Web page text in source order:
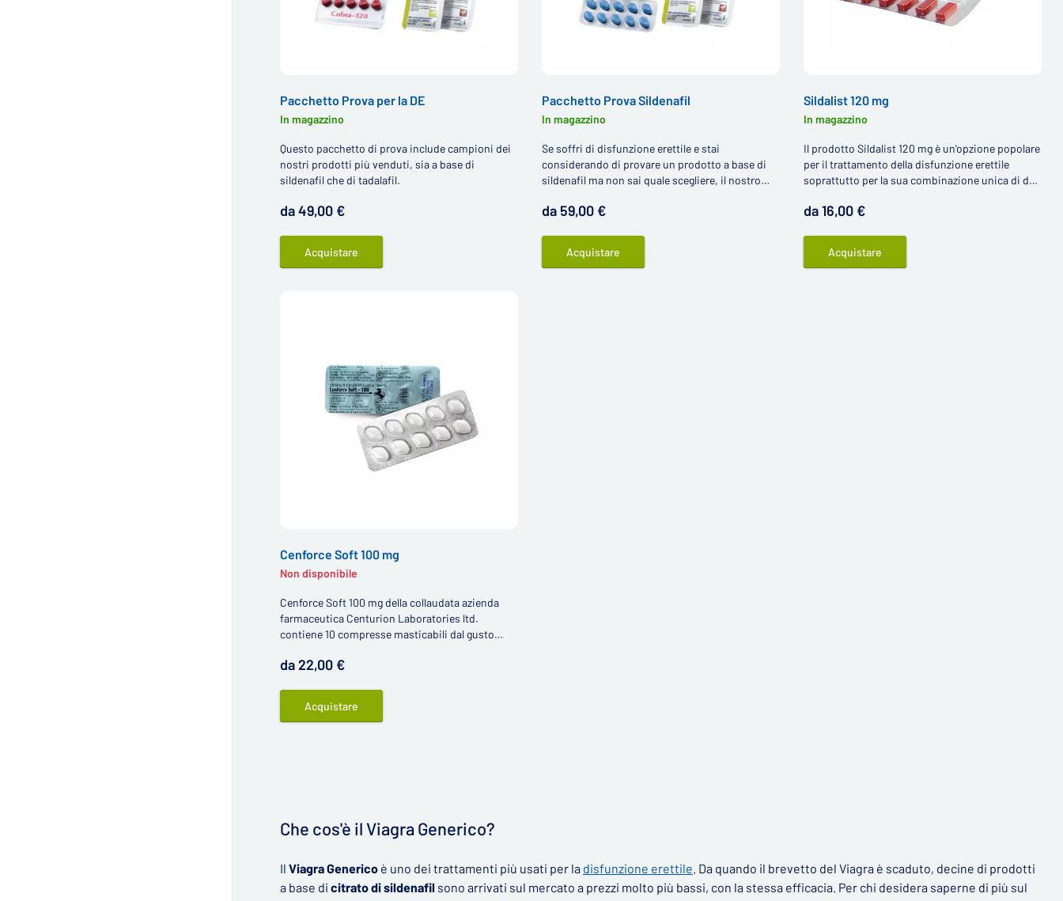
Pacchetto Prova per la DE
In magazzino
Questo pacchetto di prova include campioni dei
nostri prodotti più venduti, sia a base di
sildenafil che di tadalafil.
da 49,00 €
Acquistare
Pacchetto Prova Sildenafil
In magazzino
Se soffri di disfunzione erettile e stai
considerando di provare un prodotto a base di
sildenafil ma non sai quale scegliere, il nostro
da 59,00 €
Acquistare
Sildalist 120 mg
In magazzino
Il prodotto Sildalist 120 mg è un'opzione popolare
per il trattamento della disfunzione erettile
soprattutto per la sua combinazione unica di due
da 16,00 €
Acquistare
Cenforce Soft 100 mg
Non disponibile
Cenforce Soft 100 mg della collaudata azienda
farmaceutica Centurion Laboratories ltd.
contiene 10 compresse masticabili dal gusto
sildenafil citrate. Similmente alle classiche
problemi con il raggiungimento dell'erezione.
da 22,00 €
Acquistare
Che cos'è il Viagra Generico?
Il Viagra Generico è uno dei trattamenti più usati per la disfunzione erettile. Da quando il brevetto del Viagra è scaduto, decine di prodotti
a base di citrato di sildenafil sono arrivati sul mercato a prezzi molto più bassi, con la stessa efficacia. Per chi desidera saperne di più sul